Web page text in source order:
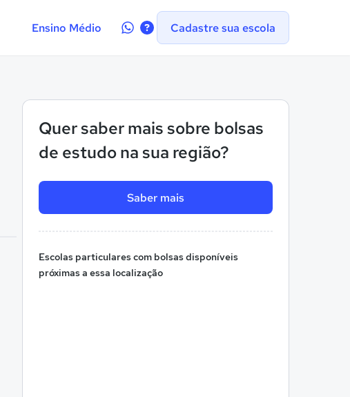
Ensino Médio
Contate-Cadastre sua escola
Quer saber mais sobre bolsas
de estudo na sua região?
Saber mais
Escolas particulares com bolsas disponíveis
próximas a essa localização